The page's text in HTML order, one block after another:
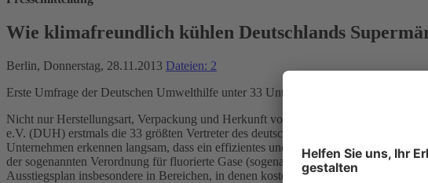
Wie klimafreundlich kühlen Deutschlands
Berlin, Donnerstag, 28.11.2013 Dateien: 2
Erste Umfrage der Deutschen Umwelthilfe unter 33 Unternehmen des
Nicht nur Herstellungsart, Verpackung und Herkunft von Lebensmitteln haben
e.V. (DUH) erstmals die 33 größten Vertreter des deutschen
Unternehmen erkennen langsam, dass ein effizientes und umweltfreundliches
der sogenannten Verordnung für fluorierte Gase (sogenannte F-Gase). Die DUH
Ausstiegsplan insbesondere in Bereichen, in denen kosten- und energieeffiziente